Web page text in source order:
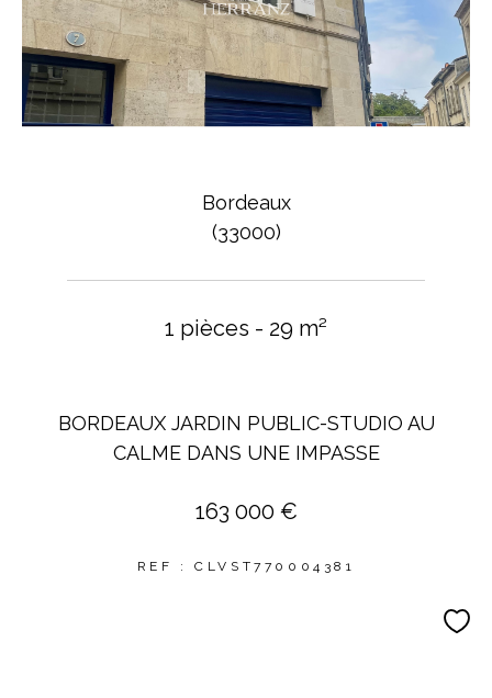
Bordeaux
(33000)
1 pièces - 29 m²
BORDEAUX JARDIN PUBLIC-STUDIO AU
CALME DANS UNE IMPASSE
163 000 €
REF : CLVST770004381